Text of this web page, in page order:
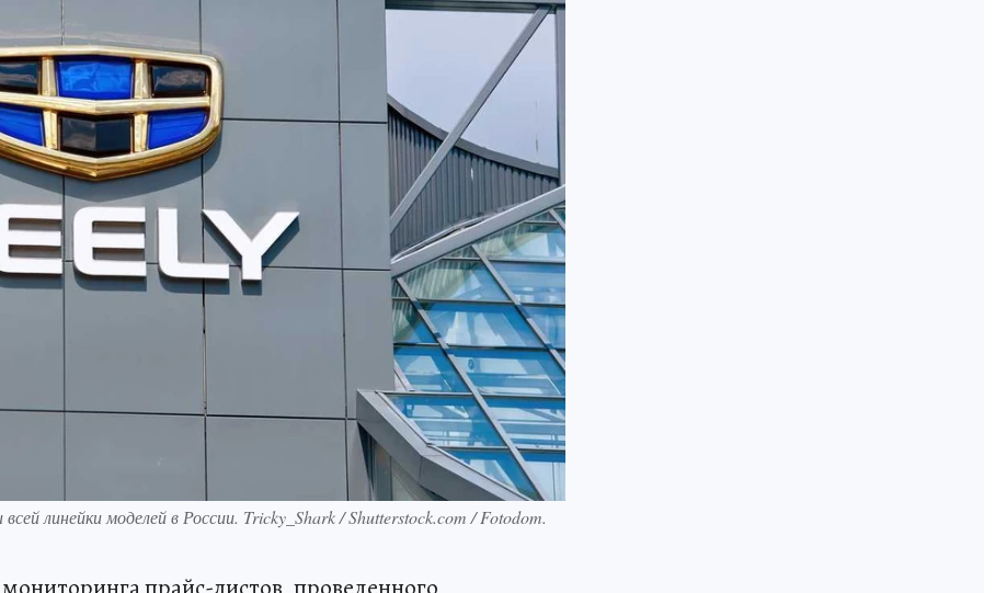
линейки моделей в России. Tricky_Shark / Shutterstock.com / Fotodom.